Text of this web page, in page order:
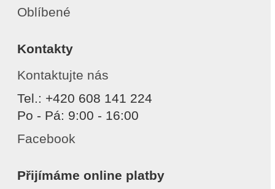
Oblíbené
Kontakty
Kontaktujte nás
Tel.: +420 608 141 224
Po - Pá: 9:00 - 16:00
Facebook
Přijímáme online platby